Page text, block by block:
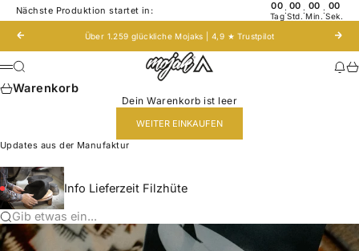
Zum Inhalt springen
Nächste Produktion startet in: 00
Tag
: 00
Std.
: 00
Min.
: 00
Sek.
Zurück Über 1.259 glückliche Mojaks | 4,9 ★Trustpilot
Vor
Mojak - Hats to roam!
Menü
Suche
Warenkorb
Dein Warenkorb ist leer
WEITER EINKAUFEN
Updates aus der Manufaktur
Info Lieferzeit Filzhüte
Gib etwas ein...